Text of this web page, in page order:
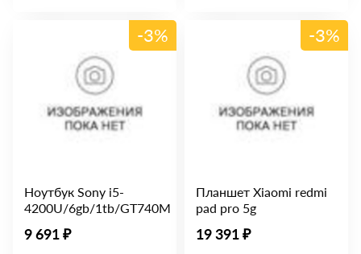
-3%
Ноутбук Sony i5-
4200U/6gb/1tb/GT740M
9 691 ₽
-3%
Планшет Xiaomi redmi
pad pro 5g
19 391 ₽